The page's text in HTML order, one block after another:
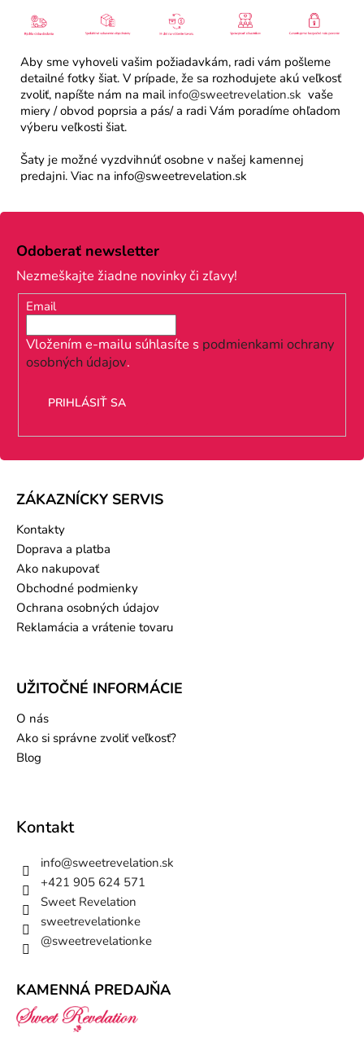
Aby sme vyhoveli vašim požiadavkám, radi vám pošleme
detailné fotky šiat. V prípade, že sa rozhodujete akú veľkosť
zvoliť, napíšte nám na mail info@sweetrevelation.sk vaše
miery / obvod poprsia a pás/ a radi Vám poradíme ohľadom
výberu veľkosti šiat.
Šaty je možné vyzdvihnúť osobne v našej kamennej
predajni. Viac na info@sweetrevelation.sk
Z
Odoberať newsletter
Nezmeškajte žiadne novinky či zľavy!
Email
Vložením e-mailu súhlasíte s podmienkami ochrany
osobných údajov.
PRIHLÁSIŤ SA
ZÁKAZNÍCKY SERVIS
Kontakty
Doprava a platba
Ako nakupovať
Obchodné podmienky
Ochrana osobných údajov
Reklamácia a vrátenie tovaru
UŽITOČNÉ INFORMÁCIE
O nás
Ako si správne zvoliť veľkosť?
Blog
Kontakt
info@sweetrevelation.sk
+421 905 624 571
Sweet Revelation
sweetrevelationke
@sweetrevelationke
KAMENNÁ PREDAJŇA